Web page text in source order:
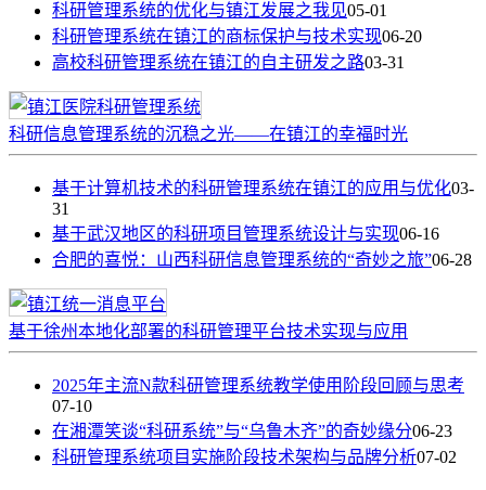
科研管理系统的优化与镇江发展之我见05-01
科研管理系统在镇江的商标保护与技术实现06-20
高校科研管理系统在镇江的自主研发之路03-31
科研信息管理系统的沉稳之光——在镇江的幸福时光
基于计算机技术的科研管理系统在镇江的应用与优化03-
31
基于武汉地区的科研项目管理系统设计与实现06-16
合肥的喜悦：山西科研信息管理系统的“奇妙之旅”06-28
基于徐州本地化部署的科研管理平台技术实现与应用
2025年主流N款科研管理系统教学使用阶段回顾与思考
07-10
在湘潭笑谈“科研系统”与“乌鲁木齐”的奇妙缘分06-23
科研管理系统项目实施阶段技术架构与品牌分析07-02